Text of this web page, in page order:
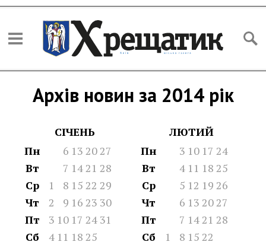
Архів новин за 2014 рік
СІЧЕНЬ
Пн
6 13 2027
Вт
7 1421 28
Ср
1 8 15 22 29
Чт
2 9 16 23 30
Пт
3 10 17 24 31
Сб
4 11 18 25
ЛЮТИЙ
Пн
3 10 17 24
Вт
4 11 18 25
Ср
5 12 19 26
Чт
6 13 2027
Пт
7 1421 28
Сб
1 8 15 22